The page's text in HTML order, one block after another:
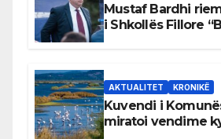
Mustaf Bardhi
i Shkollës Fillore
AKTUALITET KRONIKË
Kuvendi i
miratoi vendime